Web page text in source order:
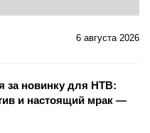
6 августа 2026
за новинку для НТВ:
и настоящий мрак —